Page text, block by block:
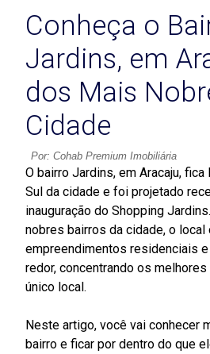
Conheça o
Jardins, em
dos Mais
Cidade
Por: Cohab Premium Imobiliária
O bairro Jardins, em Aracaju,
Sul da cidade e foi projetado
inauguração do Shopping
nobres bairros da cidade, o local
empreendimentos residenciais
redor, concentrando os
único local.
Neste artigo, você vai conhecer
bairro e ficar por dentro do que